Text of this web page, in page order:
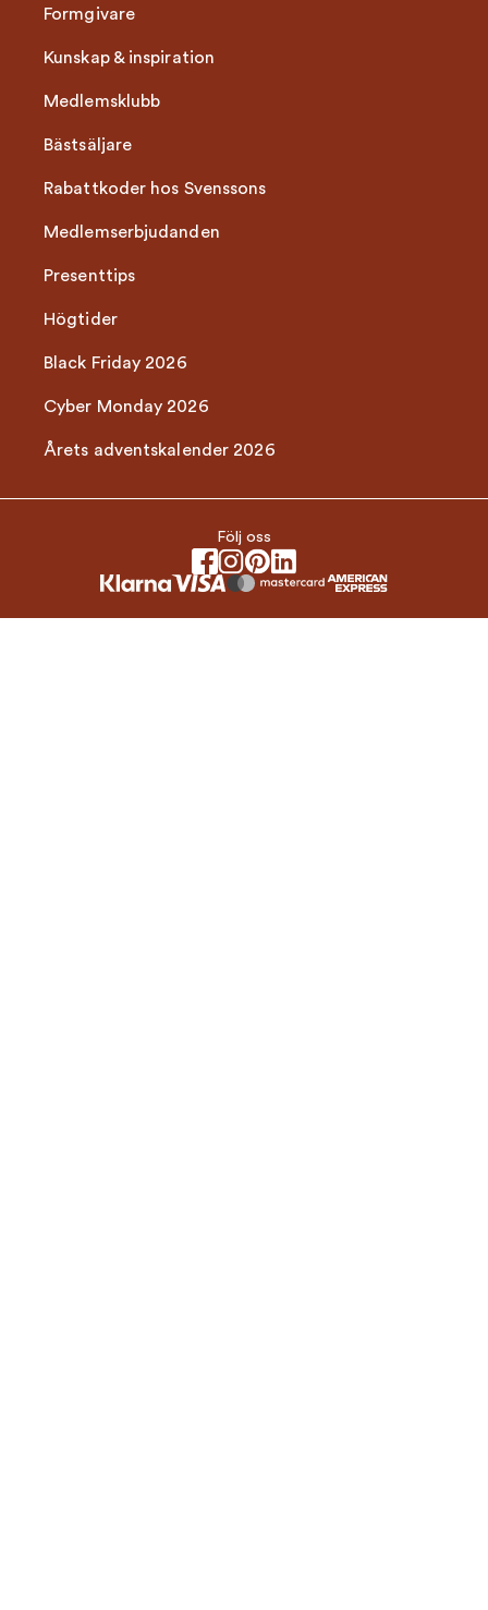
Formgivare
Kunskap & inspiration
Medlemsklubb
Bästsäljare
Rabattkoder hos Svenssons
Medlemserbjudanden
Presenttips
Högtider
Black Friday 2026
Cyber Monday 2026
Årets adventskalender 2026
Följ oss